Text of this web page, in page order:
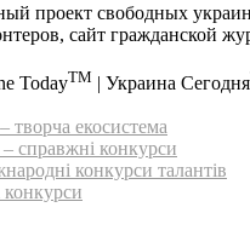
проект свободных
сайт гражданской
TodayTM | Украина Сегодня
творча екосистема
справжні конкурси
конкурси талантів
конкурси